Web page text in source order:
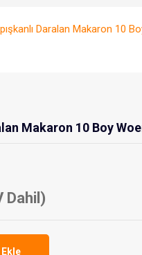
Daralan Makaron 10
Makaron 10 Boy
Dahil)